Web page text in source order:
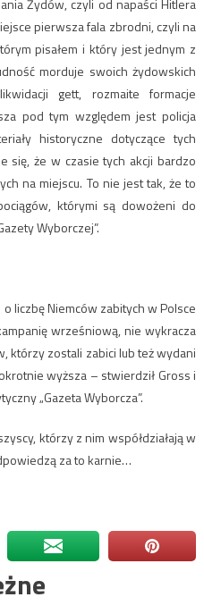
Żydów, czyli od napaści Hitlera
pierwsza fala zbrodni, czyli na
pisałem i który jest jednym z
morduje swoich żydowskich
gett, rozmaite formacje
pod tym względem jest policja
historyczne dotyczące tych
się, że w czasie tych akcji bardzo
na miejscu. To nie jest tak, że to
którymi są dowożeni do
Wyborczej”.
liczbę Niemców zabitych w Polsce
wrześniową, nie wykracza
którzy zostali zabici lub też wydani
wyższa – stwierdził Gross i
„Gazeta Wyborcza”.
którzy z nim współdziałają w
za to karnie…